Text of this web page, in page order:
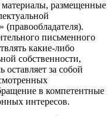
размещенные
письменного
какие-либо
собственности,
оставляет за собой
в компетентные
интересов.